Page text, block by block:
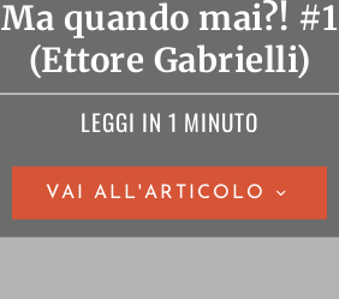
Ma quando mai?! #1
(Ettore Gabrielli)
LEGGI IN 1 MINUTO
VAI ALL'ARTICOLO